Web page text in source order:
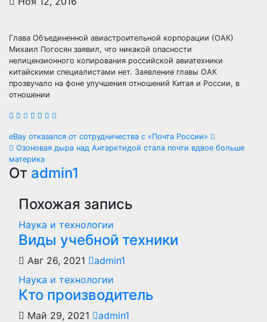
Глава Объединенной авиастроительной корпорации (ОАК)
Михаил Погосян заявил, что никакой опасности
нелицензионного копирования российской авиатехники
китайскими специалистами нет. Заявление главы ОАК
прозвучало на фоне улучшения отношений Китая и России, в
отношении
Навигация
по
записям
eBay отказался от сотрудничества с «Почта России»
Озоновая дыра над Антарктидой стала почти вдвое больше
материка
От admin1
Похожая запись
Наука и технологии
Виды учебной техники
Авг 26, 2021
admin1
Наука и технологии
Кто производитель
Май 29, 2021
admin1